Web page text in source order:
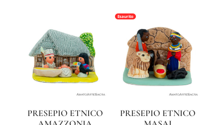
PRESEPIO ETNICO
Esaurito
PRESEPIO ETNICO